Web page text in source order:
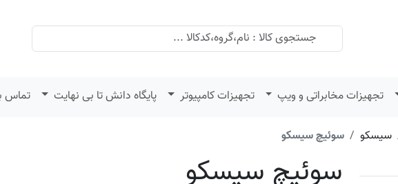
تجهیزات مخابراتی و ویپ تجهیزات کامپیوتر پایگاه دانش تا بی نهایت تماس
سیسکو
سوئیچ سیسکو
سوئیچ سیسکو